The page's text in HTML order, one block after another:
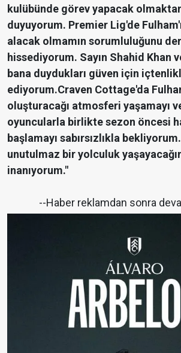
kulübünde görev yapacak
duyuyorum. Premier Lig'de
alacak olmamın sorumluluğunu
hissediyorum. Sayın Shahid Khan
bana duydukları güven için
ediyorum.Craven Cottage'da
oluşturacağı atmosferi yaşamayı
oyuncularla birlikte sezon öncesi
başlamayı sabırsızlıkla
unutulmaz bir yolculuk
inanıyorum."
--Haber reklamdan sonra